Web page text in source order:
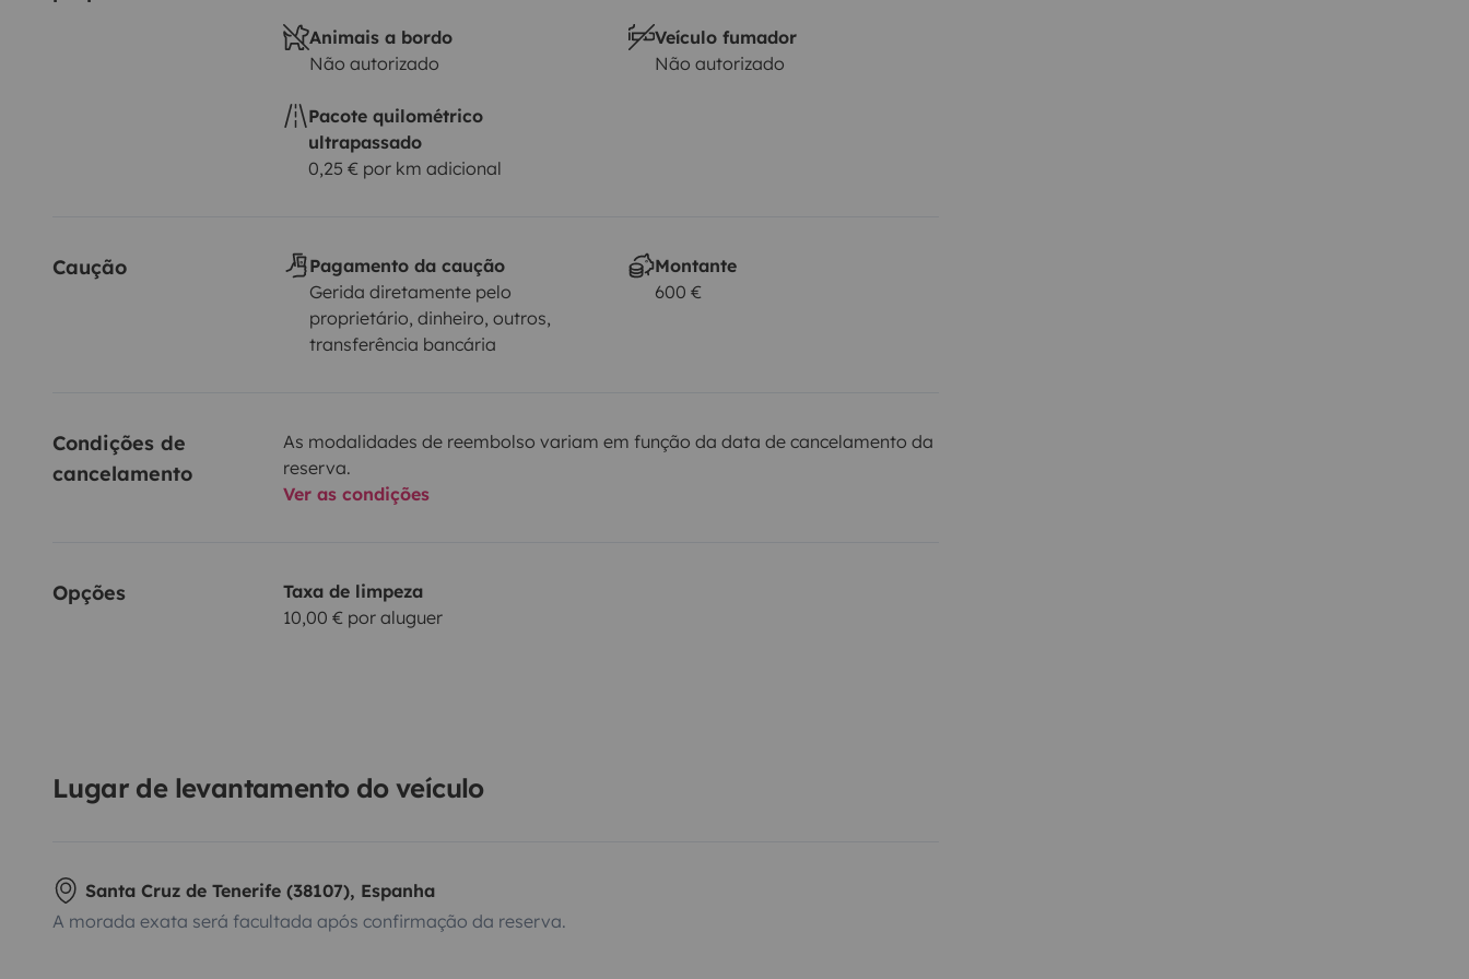
Animais a bordo
Não autorizado
Veículo fumador
Não autorizado
Pacote quilométrico
ultrapassado
0,25 € por km adicional
Caução
Pagamento da caução
Gerida diretamente pelo
proprietário, dinheiro, outros,
transferência bancária
Montante
600 €
Condições de
cancelamento
As modalidades de reembolso variam em função da data de cancelamento da
reserva.
Ver as condições
Opções
Taxa de limpeza
10,00 € por aluguer
Lugar de levantamento do veículo
Santa Cruz de Tenerife (38107), Espanha
A morada exata será facultada após confirmação da reserva.